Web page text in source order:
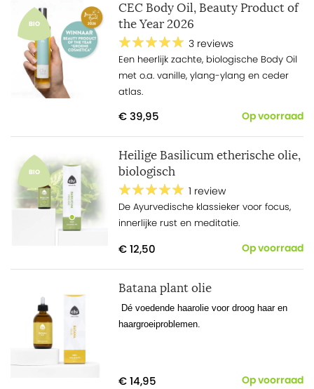
BIO
CEC Body Oil, Beauty Product of
the Year 2026
3 reviews
Een heerlijk zachte, biologische Body Oil
met o.a. vanille, ylang-ylang en ceder
atlas.
€ 39,95 Op voorraad
BIO
Heilige Basilicum etherische olie,
biologisch
1 review
De Ayurvedische klassieker voor focus,
innerlijke rust en meditatie.
€ 12,50 Op voorraad
Batana plant olie
Dé voedende haarolie voor droog haar en
haargroeiproblemen.
€ 14,95 Op voorraad